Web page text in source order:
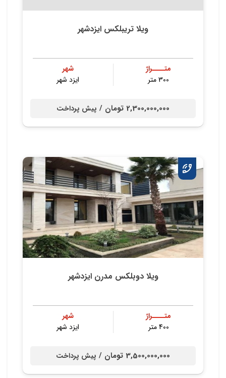
ویلا تریبلکس ایزدشهر
متــــراژ
300 متر
شهر
ایزد شهر
2,300,000,000 تومان / پیش پرداخت
ویلا دوبلکس مدرن ایزدشهر
متــــراژ
400 متر
شهر
ایزد شهر
3,500,000,000 تومان / پیش پرداخت